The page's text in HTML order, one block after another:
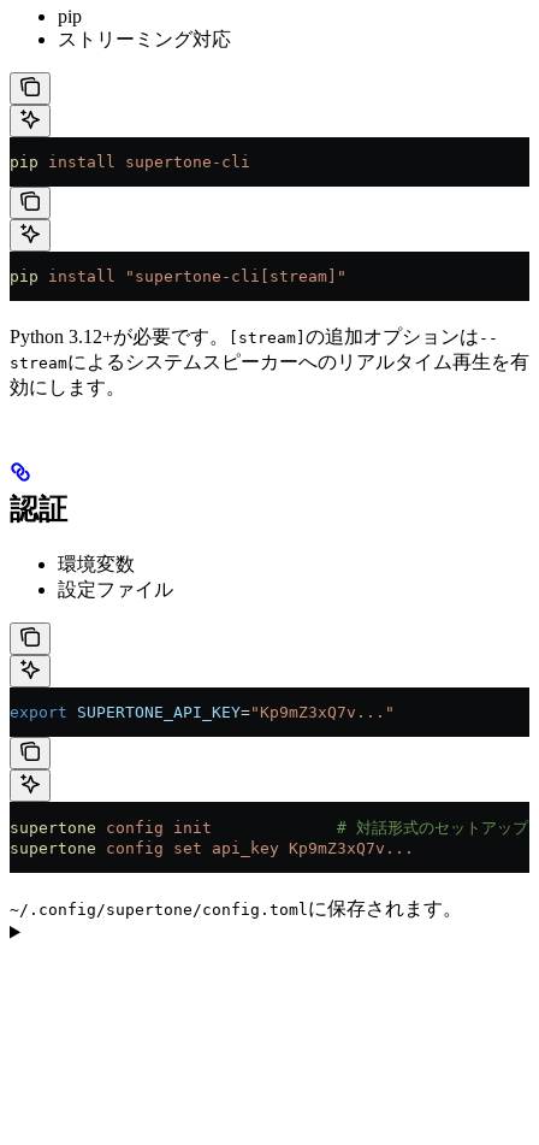
pip
ストリーミング対応
pip install supertone-cli
pip install "supertone-cli[stream]"
Python 3.12+が必要です。 [stream] の追加オプションは --
streamによるシステムスピーカーへのリアルタイム再生を有
効にします。
認証
環境変数
設定ファイル
export SUPERTONE_API_KEY="Kp9mZ3xQ7v..."
supertone config init
             # 対話形式のセットアップ
supertone config set api_key Kp9mZ3xQ7v...
~/.config/supertone/config.toml に保存されます。